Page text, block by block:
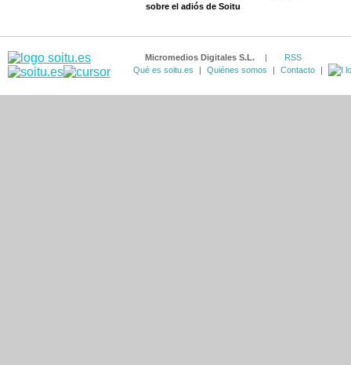
sobre el adiós de Soitu
Micromedios Digitales S.L. |
RSS
Qué es soitu.es
| Quiénes somos | Contacto |